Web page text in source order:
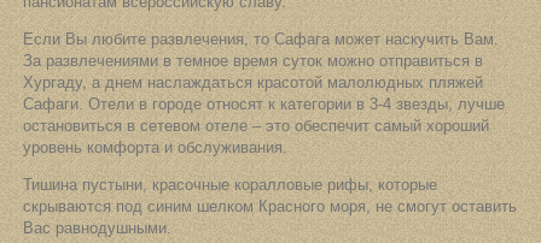
Если Вы любите развлечения, то Сафага может наскучить Вам.
За развлечениями в темное время суток можно отправиться в
Хургаду, а днем наслаждаться красотой малолюдных пляжей
Сафаги. Отели в городе относят к категории в 3-4 звезды, лучше
остановиться в сетевом отеле – это обеспечит самый хороший
уровень комфорта и обслуживания.
Тишина пустыни, красочные коралловые рифы, которые
скрываются под синим шелком Красного моря, не смогут оставить
Вас равнодушными.